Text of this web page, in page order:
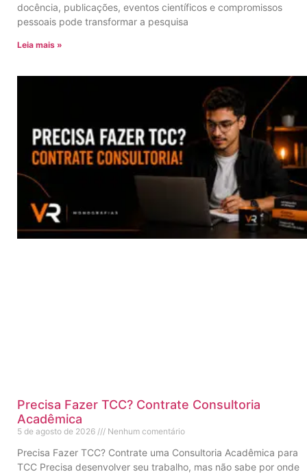
docência, publicações, eventos científicos e compromissos
pessoais pode transformar a pesquisa
Leia mais »
Precisa Fazer TCC? Contrate Consultoria
Acadêmica
5 de agosto de 2026 Nenhum comentário
Precisa Fazer TCC? Contrate uma Consultoria Acadêmica para
TCC Precisa desenvolver seu trabalho, mas não sabe por onde